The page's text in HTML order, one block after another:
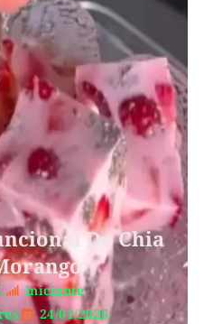
De Chia
Iniciante
24/01/2026